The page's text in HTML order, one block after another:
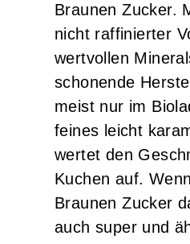
Braunen Zucker.
nicht raffinierter
wertvollen
schonende
meist nur im
feines leicht
wertet den
Kuchen auf.
Braunen Zucker
auch super und